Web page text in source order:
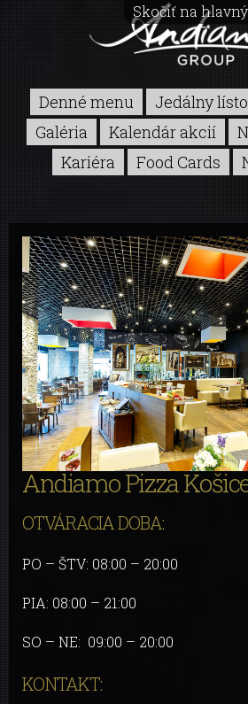
Skočiť na
Denné menu Jedálny
Galéria
Kalendár akcií
Kariéra
Food Cards
Andiamo Pizza
OTVÁRACIA DOBA:
PO – ŠTV: 08:00 – 20:00
PIA: 08:00 – 21:00
SO – NE: 09:00 – 20:00
KONTAKT: